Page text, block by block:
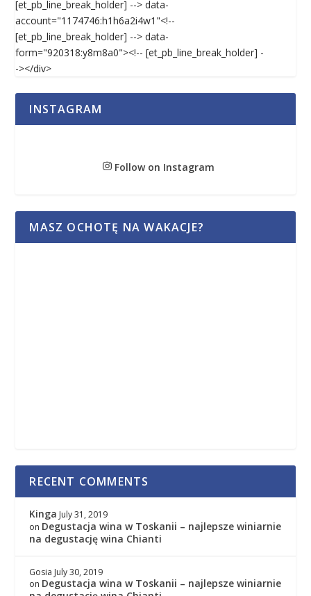
[et_pb_line_break_holder] --> data-
account="1174746:h1h6a2i4w1"<!--
[et_pb_line_break_holder] --> data-
form="920318:y8m8a0"><!-- [et_pb_line_break_holder] -
-></div>
INSTAGRAM
Follow on Instagram
MASZ OCHOTĘ NA WAKACJE?
RECENT COMMENTS
Kinga July 31, 2019
on Degustacja wina w Toskanii – najlepsze winiarnie
na degustację wina Chianti
Gosia July 30, 2019
on Degustacja wina w Toskanii – najlepsze winiarnie